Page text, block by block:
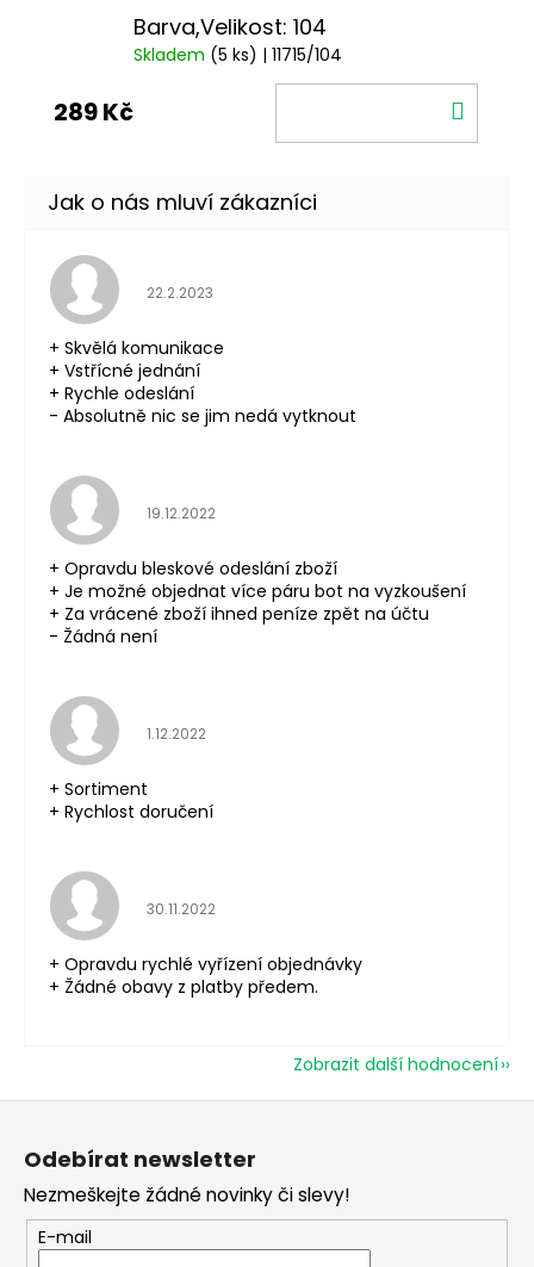
Barva,Velikost: 104
Skladem (5 ks) | 11715/104
289 Kč
Hodnocení obchodu je 5 z 5 hvězdiček.
22.2.2023
+ Skvělá komunikace
+ Vstřícné jednání
+ Rychle odeslání
- Absolutně nic se jim nedá vytknout
Hodnocení obchodu je 5 z 5 hvězdiček.
19.12.2022
+ Opravdu bleskové odeslání zboží
+ Je možné objednat více páru bot na vyzkoušení
+ Za vrácené zboží ihned peníze zpět na účtu
- Žádná není
Hodnocení obchodu je 5 z 5 hvězdiček.
1.12.2022
+ Sortiment
+ Rychlost doručení
Hodnocení obchodu je 5 z 5 hvězdiček.
30.11.2022
+ Opravdu rychlé vyřízení objednávky
+ Žádné obavy z platby předem.
Zobrazit další hodnocení
Odebírat newsletter
Nezmeškejte žádné novinky či slevy!
E-mail